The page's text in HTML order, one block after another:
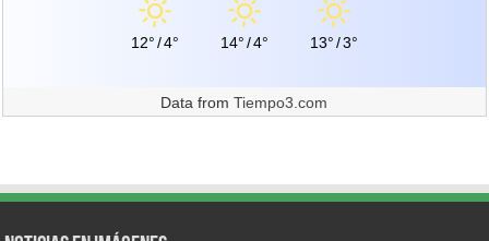
12°/4° 14°/4° 13°/3°
Data fromTiempo3.com